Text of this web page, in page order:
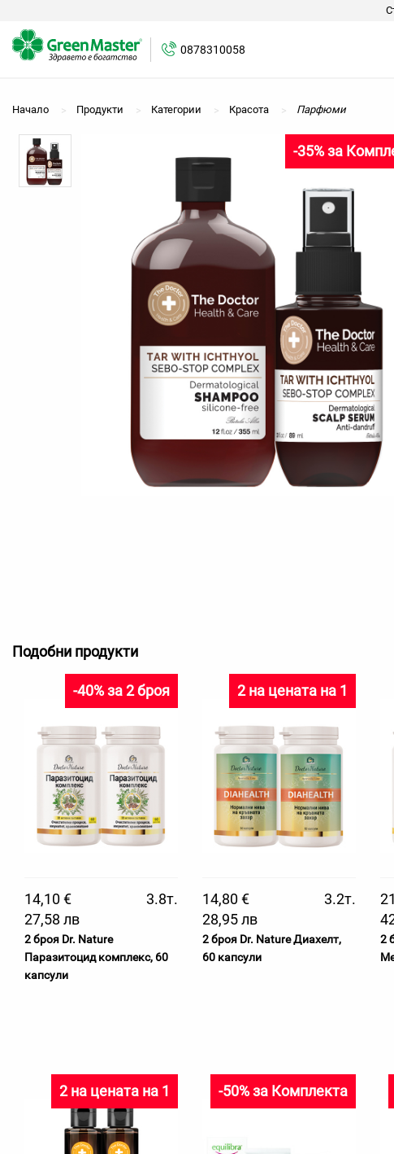
0878310058
Начало Продукти Категории Красота Парфюми
-35% за
Подобни продукти
-40% за 2 броя
14,10 €
3.8т.
27,58 лв
2 броя Dr. Nature
Паразитоцид комплекс, 60
капсули
2 на цената на 1
14,80 €
3.2т.
28,95 лв
2 броя Dr. Nature Диахелт,
60 капсули
2
2 на цената на 1 -50% за Комплекта